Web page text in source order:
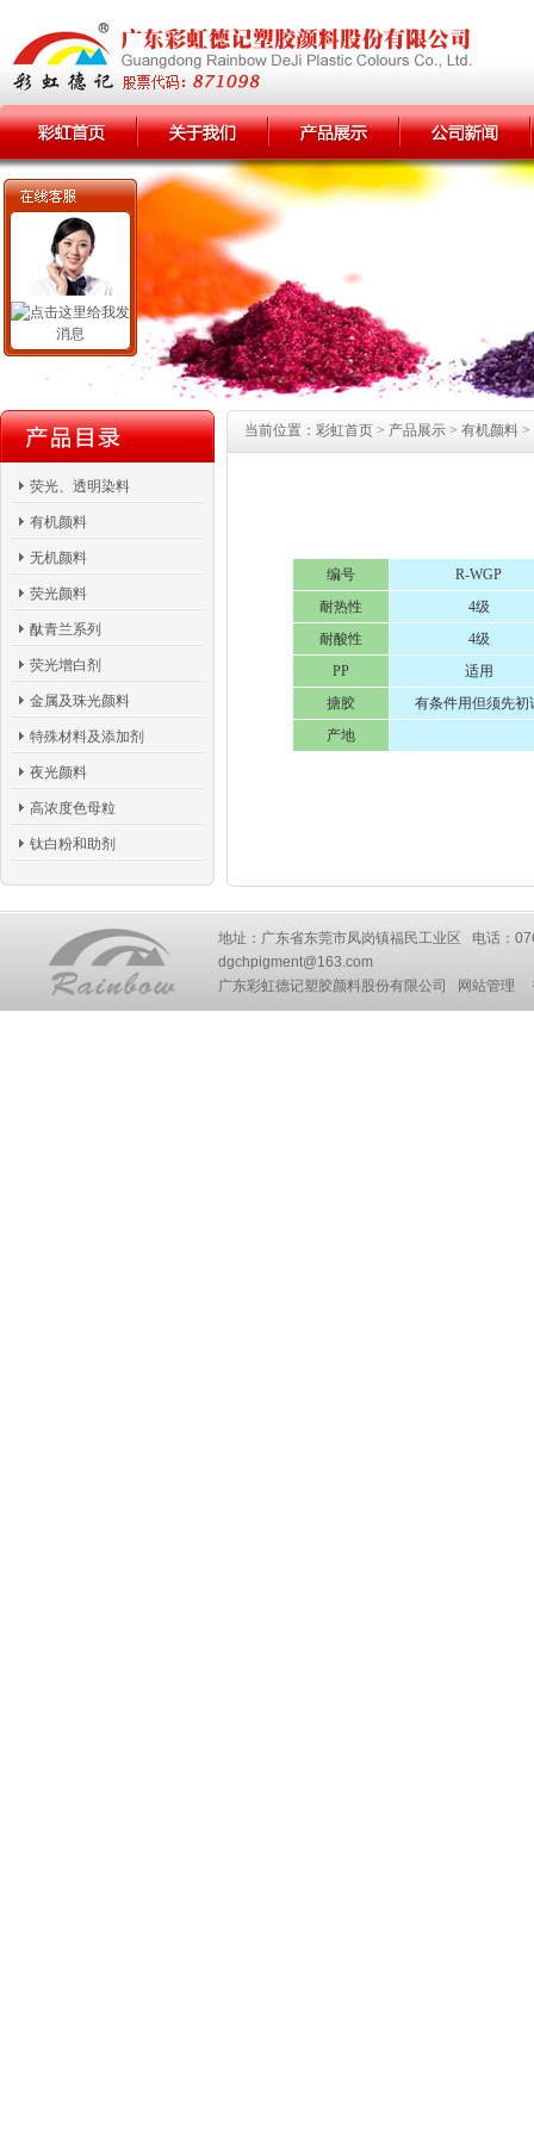
荧光、透明染料
有机颜料
无机颜料
荧光颜料
酞青兰系列
荧光增白剂
金属及珠光颜料
特殊材料及添加剂
夜光颜料
高浓度色母粒
钛白粉和助剂
当前位置：彩虹首页 > 产品展示 > 有机颜料 >
编号
R-WGP
耐热性
4级
耐酸性
4级
PP
适用
搪胶
有条件用但须先初
产地
地址：广东省东莞市凤岗镇福民工业区 电话：
dgchpigment@163.com
广东彩虹德记塑胶颜料股份有限公司
网站管理